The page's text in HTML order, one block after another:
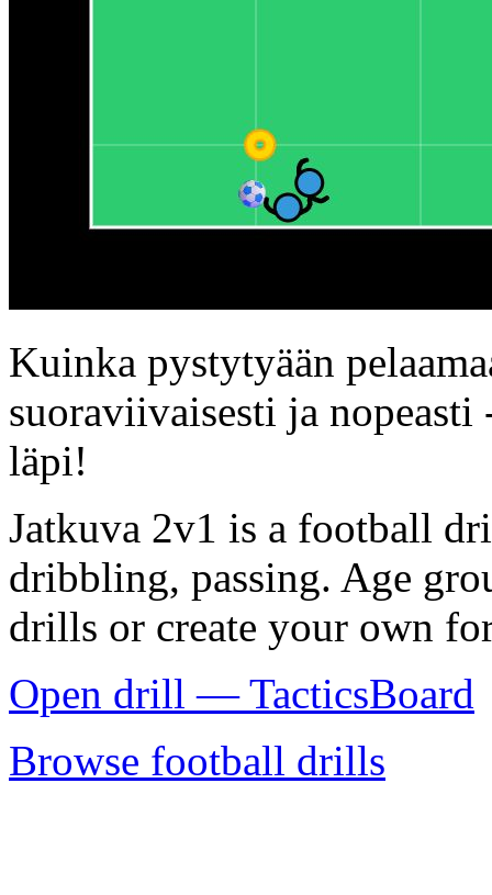
Kuinka pystytyään
suoraviivaisesti ja
läpi!
Jatkuva 2v1 is a football
dribbling, passing. Age
drills or create your own
Open drill — TacticsBoard
Browse football drills